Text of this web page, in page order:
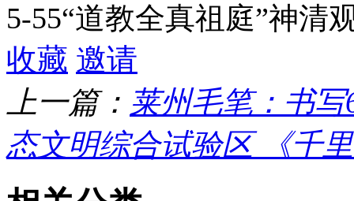
5-55“道教全真祖庭”神清
收藏 邀请
上一篇： 莱州毛笔：书写
态文明综合试验区 《千